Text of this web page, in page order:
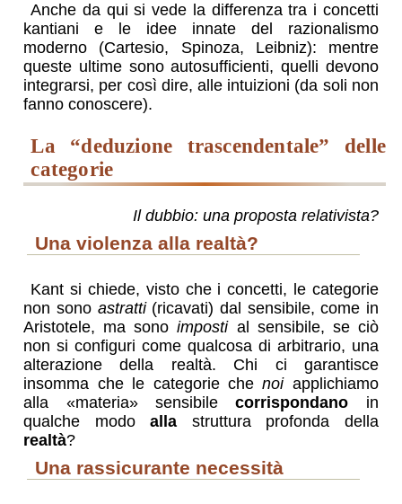
Anche da qui si vede la differenza tra i concetti
kantiani e le idee innate del razionalismo
moderno (Cartesio, Spinoza, Leibniz): mentre
queste ultime sono autosufficienti, quelli devono
integrarsi, per così dire, alle intuizioni (da soli non
fanno conoscere).
la “deduzione trascendentale” delle
categorie
Il dubbio: una proposta relativista?
una violenza alla realtà?
Kant si chiede, visto che i concetti, le categorie
non sono astratti(ricavati) dal sensibile, come in
Aristotele, ma sonoimpostial sensibile, se ciò
non si configuri come qualcosa di arbitrario, una
alterazione della realtà. Chi ci garantisce
insomma che le categorie chenoiapplichiamo
alla
materia sensibilecorrispondano in
qualche modoalla struttura profonda della
realtà?
una rassicurante necessità